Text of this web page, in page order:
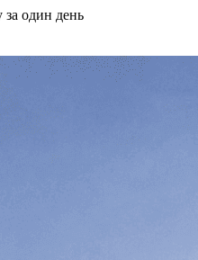
за один день